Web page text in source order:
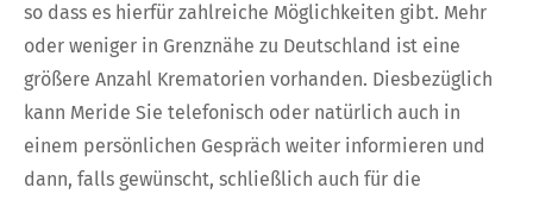
so dass es hierfür zahlreiche Möglichkeiten gibt. Mehr
oder weniger in Grenznähe zu Deutschland ist eine
größere Anzahl Krematorien vorhanden. Diesbezüglich
kann Meride Sie telefonisch oder natürlich auch in
einem persönlichen Gespräch weiter informieren und
dann, falls gewünscht, schließlich auch für die